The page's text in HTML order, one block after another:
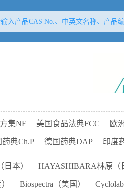
集NF 美国食品法典FCC 欧
药典Ch.P 德国药典DAP 印度
日本） HAYASHIBARA林原（
Biospectra（美国）